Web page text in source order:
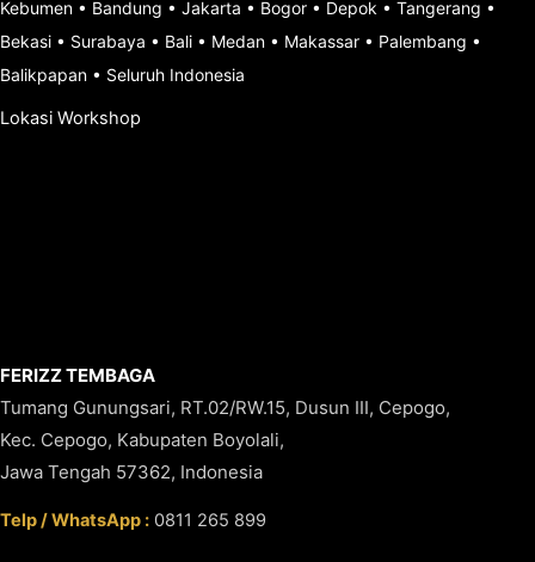
Kebumen • Bandung • Jakarta • Bogor • Depok • Tangerang •
Bekasi • Surabaya • Bali • Medan • Makassar • Palembang •
Balikpapan • Seluruh Indonesia
Lokasi Workshop
FERIZZ TEMBAGA
Tumang Gunungsari, RT.02/RW.15, Dusun III, Cepogo,
Kec. Cepogo, Kabupaten Boyolali,
Jawa Tengah 57362, Indonesia
Telp / WhatsApp : 0811 265 899